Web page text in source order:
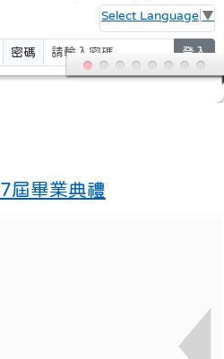
Select Language ▼
密碼 登入
屆畢業典禮